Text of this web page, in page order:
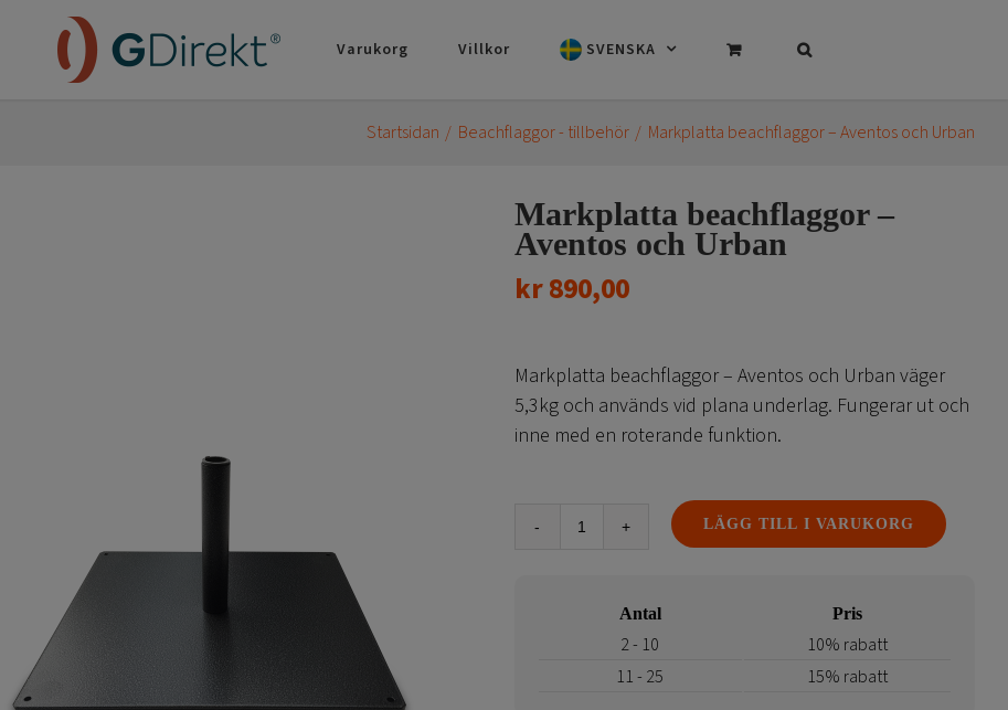
Varukorg Villkor SVENSKA
Startsidan Beachflaggor - tillbehör Markplatta beachflaggor – Aventos och Urban
Markplatta beachflaggor –
Aventos och Urban
kr890,00
Markplatta beachflaggor – Aventos och Urban väger
5,3kg och används vid plana underlag. Fungerar ut och
inne med en roterande funktion.
Markplatta
Aventos
Urban
LÄGG TILL I VARUKORG
Antal Pris
2 - 10
10% rabatt
11 - 25
15% rabatt